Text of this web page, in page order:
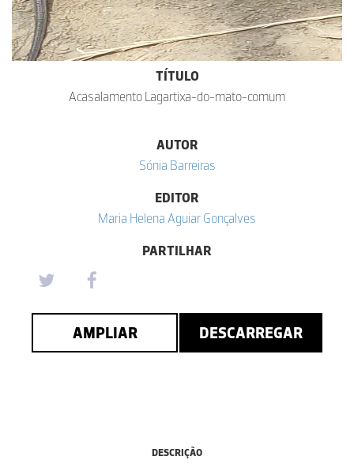
TÍTULO
Acasalamento Lagartixa-do-mato-comum
AUTOR
Sónia Barreiras
EDITOR
Maria Helena Aguiar Gonçalves
PARTILHAR
AMPLIAR DESCARREGAR
DESCRIÇÃO